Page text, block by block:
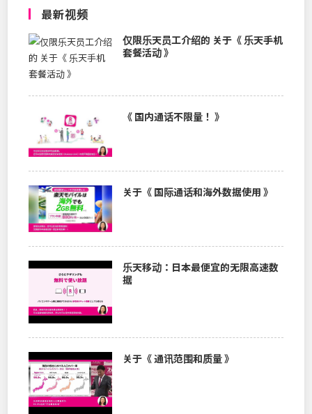
最新视频
仅限乐天员工介绍的 关于《 乐天手机
套餐活动 》
《 国内通话不限量！ 》
关于《 国际通话和海外数据使用 》
乐天移动：日本最便宜的无限高速数
据
关于《 通讯范围和质量 》